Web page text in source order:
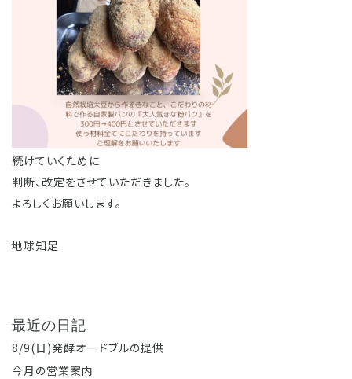
続けていくために
判断、改定をさせていただきました。
よろしくお願いします。
地球知足
最近の日記
8/9(日)発酵オードブルの提供
今月の営業案内